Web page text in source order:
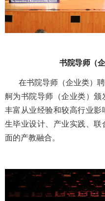
书院导师（
在书院导师（企业类）
舸为书院导师（企业类）颁
丰富从业经验和较高行业
生毕业设计、产业实践、
面的产教融合。